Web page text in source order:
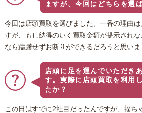
ますが、今回はどちらを選
今回は店頭買取を選びました。一番の理由
すが、もし納得のいく買取金額が提示され
なら躊躇せずお断りができるだろうと思いま
店頭に足を運んでいただき
す。実際に店頭買取を利用
たか？
この日はすでに2社目だったんですが、福ち